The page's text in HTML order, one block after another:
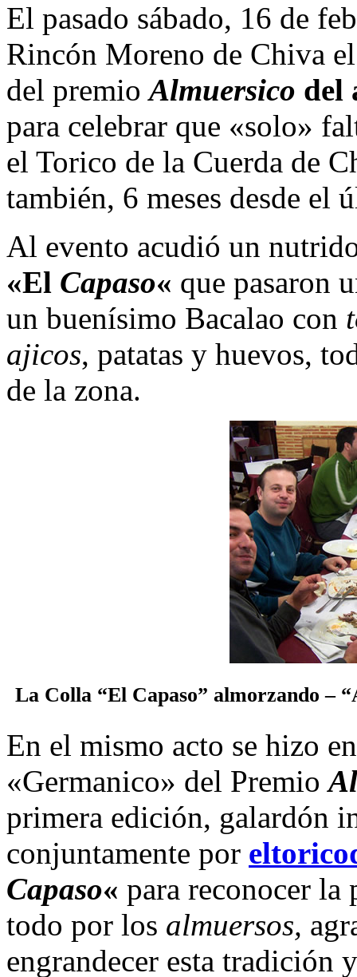
El pasado sábado, 16 de
Rincón Moreno de Chiva
del premioAlmuersico del
para celebrar que «solo»
el Torico de la Cuerda de
también, 6 meses desde el
Al evento acudió un
«El Capaso« que pasaron
un buenísimo Bacalao con
ajicos, patatas y huevos,
de la zona.
La Colla “El Capaso” almorzando –
En el mismo acto se hizo
«Germanico» del Premio
primera edición, galardón
conjuntamente por
Capaso« para reconocer la
todo por los almuersos,
engrandecer esta tradición